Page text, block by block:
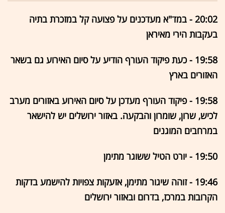
20:02 - במד"א מעדכנים על פצועה קל במזכרת בתיה
בעקבות הירי מאיראן
19:58 - כעת פיקוד העורף הודיע על סיום האירוע גם בשאר
האזורים בארץ
19:58 - פיקוד העורף מעדכן על סיום האירוע באזורים מערב
לכיש, שרון, שומרון והבקעה. באזור ירושלים יש להישאר
במרחבים המוגנים
19:50 - יורט הטיל ששוגר מתימן
19:46 - זוהה שיגור מתימן, אזעקות צפויות להישמע בדקות
הקרובות במרכז, בדרום ובאזור ירושלים